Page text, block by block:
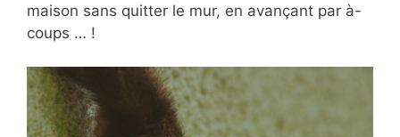
maison sans quitter le mur, en avançant par à-
coups … !